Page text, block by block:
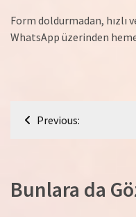
Form doldurmadan,
WhatsApp üzerinden
YazıPrevious:
Bunlara da